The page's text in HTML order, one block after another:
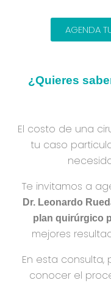
AGENDA
¿Quieres
El costo de una
tu caso
Te invitamos a
Dr. Leonardo
plan quirúrgico
mejores
En esta consulta,
conocer el